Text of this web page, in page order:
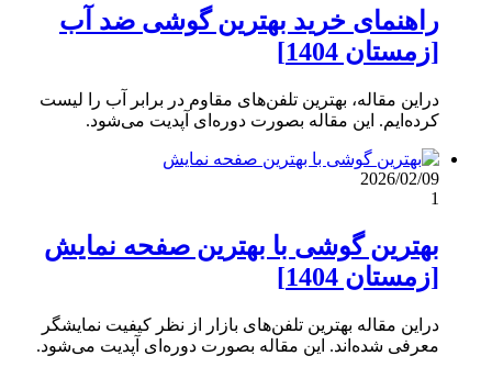
راهنمای خرید بهترین گوشی ضد آب
[زمستان 1404]
دراین مقاله، بهترین تلفن‌های مقاوم در برابر آب را لیست
کرده‌ایم. این مقاله بصورت دوره‌ای آپدیت می‌شود.
2026/02/09
1
بهترین گوشی با بهترین صفحه نمایش
[زمستان 1404]
دراین مقاله بهترین تلفن‌های بازار از نظر کیفیت نمایشگر
معرفی شده‌اند. این مقاله بصورت دوره‌ای آپدیت می‌شود.